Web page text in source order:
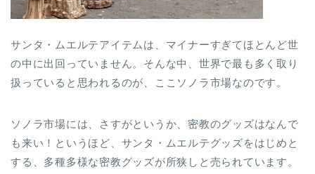
サンタ・ムエルテアイテムは、マイナーすぎてほとんど世
の中に出回っていません。そんな中、世界で最も多く取り
扱っていると思われるのが、ここソノラ市場なのです。
ソノラ市場には、さすがというか、密教のグッズはなんで
も来い！というほど、サンタ・ムエルテグッズをはじめと
する、多種多様な密教グッズが所狭しと売られています。